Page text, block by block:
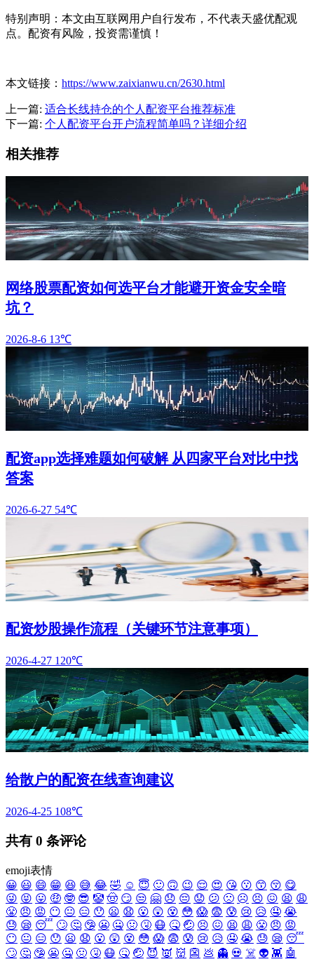
特别声明：本文由互联网用户自行发布，不代表天盛优配观
点。配资有风险，投资需谨慎！
本文链接： https://www.zaixianwu.cn/2630.html
上一篇: 适合长线持仓的个人配资平台推荐标准
下一篇: 个人配资平台开户流程简单吗？详细介绍
相关推荐
网络股票配资如何选平台才能避开资金安全暗
坑？
2026-8-6 13℃
配资app选择难题如何破解 从四家平台对比中找
答案
2026-6-27 54℃
配资炒股操作流程（关键环节注意事项）
2026-4-27 120℃
给散户的配资在线查询建议
2026-4-25 108℃
共有 0 条评论
emoji表情
😀 😃 😄 😁 😆 😅 😂 🤣 ☺️ 😇 🙂 🙃 😉 😌 😍 😘 😗 😙 😚 😋
😜 😝 😛 🤑 🤓 😎 🤡 🤠 😏 😒 🤗 😞 😔 😟 😕 🙁 ☹️ 😣 😖 😫 😩
😤 😠 😡 😶 😐 😑 😯 😦 😧 😮 😲 😵 😳 😱 😨 😰 😢 😥 🤤 😭
😓 😪 😴 🙄 🤔 🤥 😬 🤐 🤢 🤧 😷 🤒 🤕 😣 😖 😫 😩 😤 😠 😡
😶 😐 😑 😯 😦 😧 😮 😲 😵 😳 😱 😨 😰 😢 😥 🤤 😭 😓 😪 😴
🙄 🤔 🤥 😬 🤐 🤢 🤧 😷 🤒 🤕 😈 👿 👹 👺 💩 👻 💀 ☠️ 👽 👾 🤖